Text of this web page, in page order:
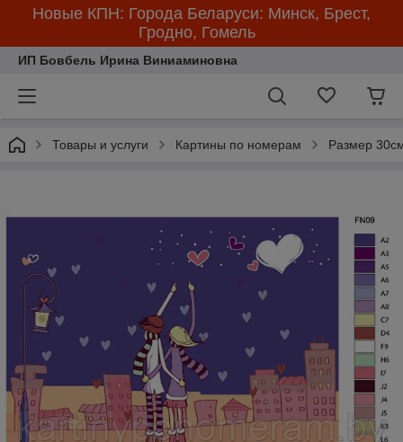
Новые КПН: Города Беларуси: Минск, Брест,
Гродно, Гомель
ИП Бовбель Ирина Виниаминовна
Товары и услуги Картины по номерам Размер